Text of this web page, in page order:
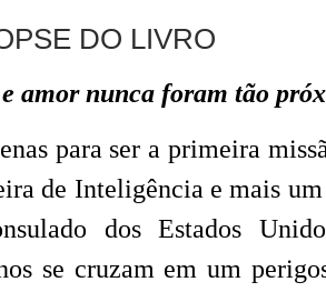
DO LIVRO
amor nunca foram tão
para ser a primeira
de Inteligência e mais
dos Estados
se cruzam em um